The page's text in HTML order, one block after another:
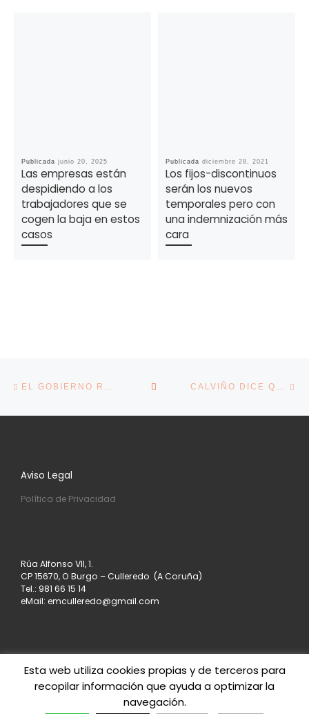
Publicada junio 20, 2025
Las empresas están
despidiendo a los
trabajadores que se
cogen la baja en estos
casos
Publicada diciembre 28, 2021
Los fijos-discontinuos
serán los nuevos
temporales pero con
una indemnización más
cara
VOLVER A LA LISTA DE
Aviso Legal
Política de Privacidad
Rúa Alfonso VII, 1.
CP 15670, O Burgo – Culleredo (A Coruña)
Tel.: 981 66 15 14
eMail: emculleredo@gmail.com
© 2026Asociación de Empresarios de Culleredo
Todos los derechos reservados
Esta web utiliza cookies propias y de terceros para
recopilar información que ayuda a optimizar la
navegación.